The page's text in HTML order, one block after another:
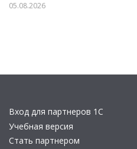
05.08.2026
Вход для партнеров 1С
Учебная версия
Стать партнером